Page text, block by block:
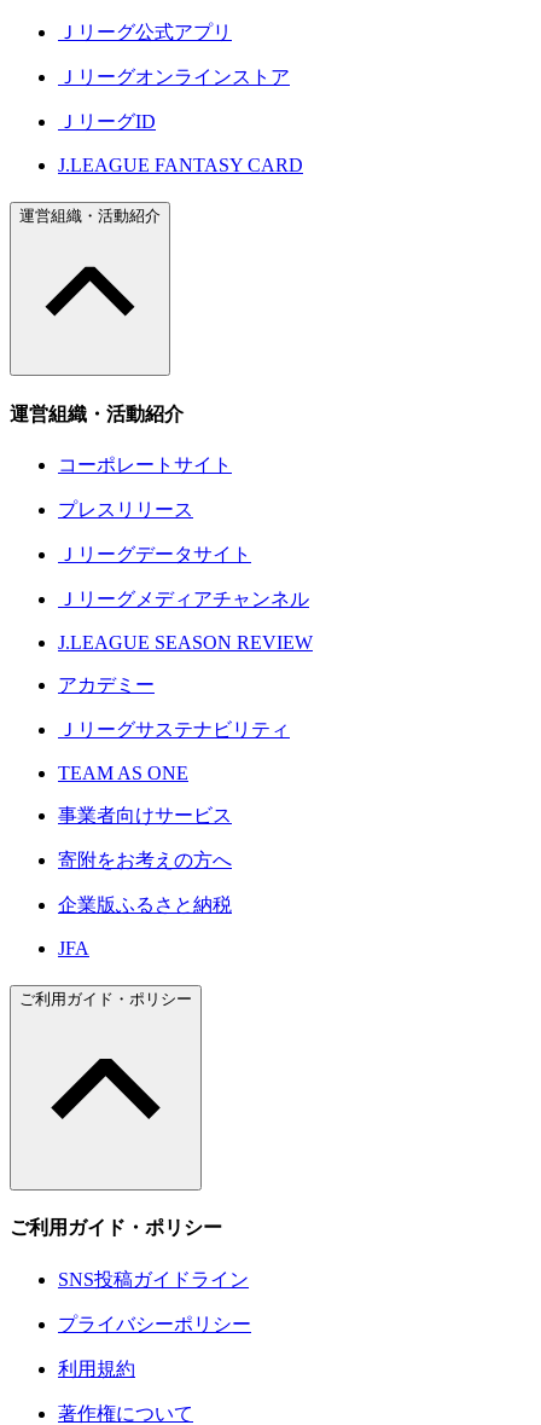
Ｊリーグ公式アプリ
Ｊリーグオンラインストア
ＪリーグID
J.LEAGUE FANTASY CARD
運営組織・活動紹介
運営組織・活動紹介
コーポレートサイト
プレスリリース
Ｊリーグデータサイト
Ｊリーグメディアチャンネル
J.LEAGUE SEASON REVIEW
アカデミー
Ｊリーグサステナビリティ
TEAM AS ONE
事業者向けサービス
寄附をお考えの方へ
企業版ふるさと納税
JFA
ご利用ガイド・ポリシー
ご利用ガイド・ポリシー
SNS投稿ガイドライン
プライバシーポリシー
利用規約
著作権について